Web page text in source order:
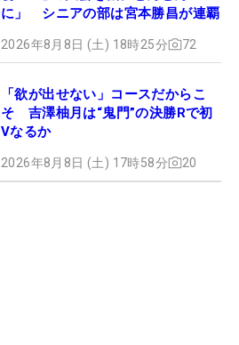
に」 シニアの部は宮本勝昌が連覇
2026年8月8日 (土) 18時25分 72
「欲が出せない」コースだからこ
そ 吉澤柚月は“鬼門”の決勝Rで初
Vなるか
2026年8月8日 (土) 17時58分 20